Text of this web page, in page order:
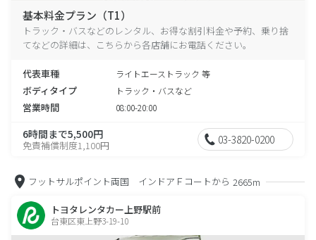
基本料金プラン（T1）
トラック・バスなどのレンタル、お得な割引料金や予約、乗り捨
てなどの詳細は、こちらから各店舗にお電話ください。
代表車種 ライトエーストラック 等
ボディタイプ トラック・バスなど
営業時間 08:00-20:00
6時間まで5,500円
免責補償制度1,100円 03-3820-0200
フットサルポイント両国 インドアＦコートから 2665m
トヨタレンタカー上野駅前
台東区東上野3-19-10